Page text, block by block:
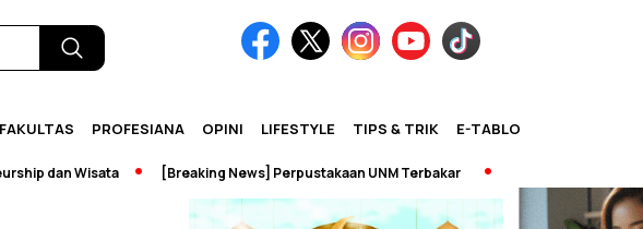
FAKULTAS PROFESIANA OPINI LIFESTYLE TIPS & TRIK E-TABLOID
dan Wisata [Breaking News] Perpustakaan UNM Terbakar